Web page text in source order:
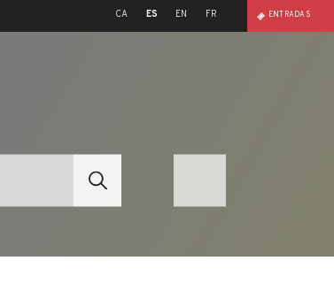
CA ES EN FR ENTRADAS